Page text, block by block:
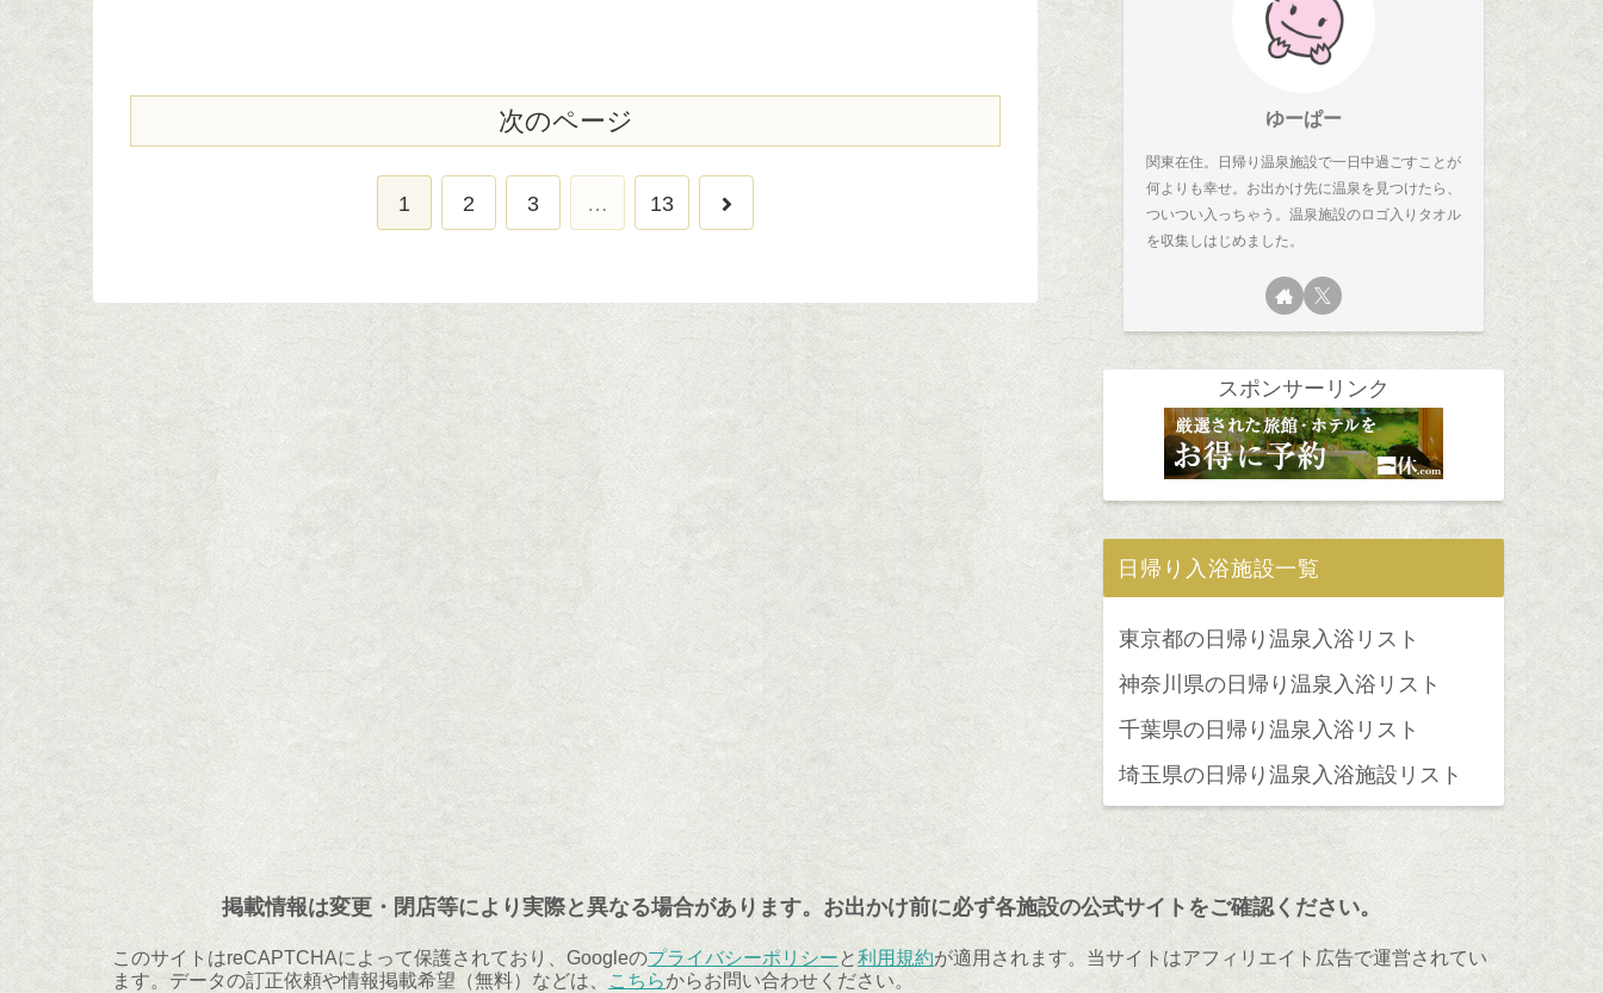
次のページ
1 2 3 … 13 次
ゆーぱー
関東在住。日帰り温泉施設で一日中過ごすことが
何よりも幸せ。お出かけ先に温泉を見つけたら、
ついつい入っちゃう。温泉施設のロゴ入りタオル
を収集しはじめました。
スポンサーリンク
日帰り入浴施設一覧
東京都の日帰り温泉入浴リスト
神奈川県の日帰り温泉入浴リスト
千葉県の日帰り温泉入浴リスト
埼玉県の日帰り温泉入浴施設リスト
掲載情報は変更・閉店等により実際と異なる場合があります。お出かけ前に必ず各施設の公式サイトをご確認ください。
このサイトはreCAPTCHAによって保護されており、Googleのプライバシーポリシーと利用規約が適用されます。当サイトはアフィリエイト広告で運営されてい
ます。データの訂正依頼や情報掲載希望（無料）などは、
こちらからお問い合わせください。